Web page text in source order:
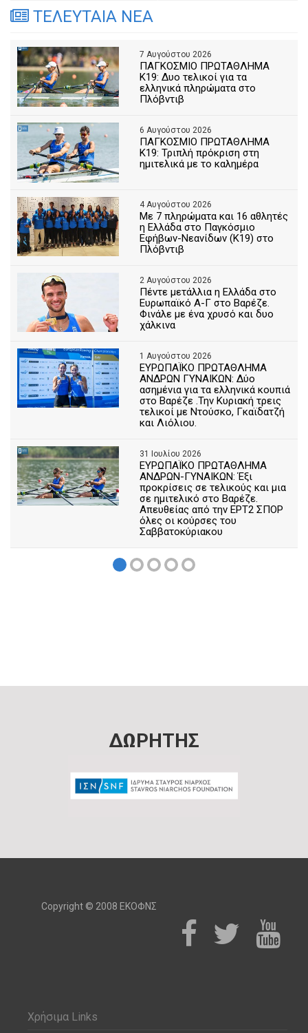
ΤΕΛΕΥΤΑΙΑ ΝΕΑ
7 Αυγούστου 2026
ΠΑΓΚΟΣΜΙΟ ΠΡΩΤΑΘΛΗΜΑ
Κ19: Δυο τελικοί για τα
ελληνικά πληρώματα στο
Πλόβντιβ
6 Αυγούστου 2026
ΠΑΓΚΟΣΜΙΟ ΠΡΩΤΑΘΛΗΜΑ
Κ19: Τριπλή πρόκριση στη
ημιτελικά με το καλημέρα
4 Αυγούστου 2026
Με 7 πληρώματα και 16 αθλητές
η Ελλάδα στο Παγκόσμιο
Εφήβων-Νεανίδων (Κ19) στο
Πλόβντιβ
2 Αυγούστου 2026
Πέντε μετάλλια η Ελλάδα στο
Ευρωπαϊκό Α-Γ στο Βαρέζε.
Φινάλε με ένα χρυσό και δυο
χάλκινα
1 Αυγούστου 2026
ΕΥΡΩΠΑΪΚΟ ΠΡΩΤΑΘΛΗΜΑ
ΑΝΔΡΩΝ ΓΥΝΑΙΚΩΝ: Δύο
ασημένια για τα ελληνικά κουπιά
στο Βαρέζε .Την Κυριακή τρεις
τελικοί με Ντούσκο, Γκαϊδατζή
και Λιόλιου.
31 Ιουλίου 2026
ΕΥΡΩΠΑΪΚΟ ΠΡΩΤΑΘΛΗΜΑ
ΑΝΔΡΩΝ-ΓΥΝΑΙΚΩΝ: Έξι
προκρίσεις σε τελικούς και μια
σε ημιτελικό στο Βαρέζε.
Απευθείας από την ΕΡΤ2 ΣΠΟΡ
όλες οι κούρσες του
Σαββατοκύριακου
ΔΩΡΗΤΗΣ
Copyright © 2008 ΕΚΟΦΝΣ
Χρήσιμα Links